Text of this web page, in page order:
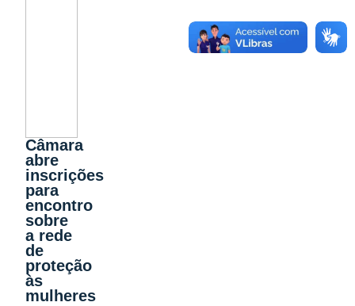
Câmara
abre
inscrições
para
encontro
sobre
a rede
de
proteção
às
mulheres